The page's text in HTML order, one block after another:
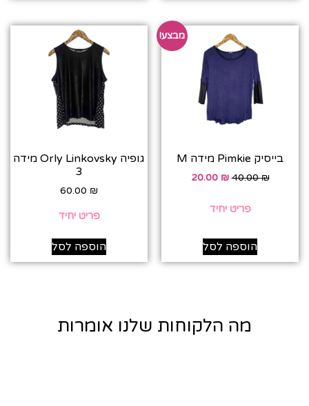
מבצע!
בייסיק Pimkie מידה M
40.00₪
20.00 ₪
פריט יחיד
הוספה לסל
גופיה Orly Linkovsky מידה
3
60.00 ₪
פריט יחיד
הוספה לסל
מה הלקוחות שלנו אומרות